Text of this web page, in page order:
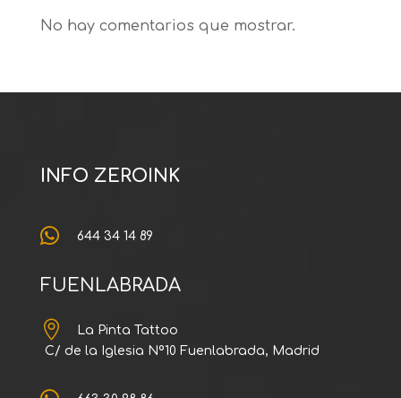
No hay comentarios que mostrar.
INFO ZEROINK
 644 34 14 89
FUENLABRADA

La Pinta Tattoo
C/ de la Iglesia Nº10 Fuenlabrada, Madrid